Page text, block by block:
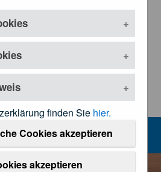
finden Sie hier.
Cookies akzeptieren
akzeptieren